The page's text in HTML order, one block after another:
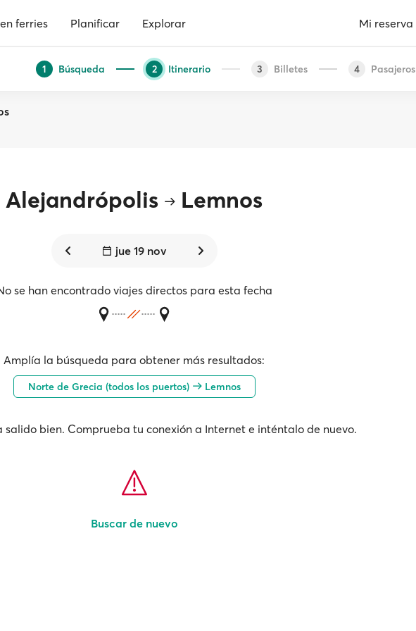
ferries Planificar Explorar Mi reserva
1 Búsqueda 2 Itinerario 3 Billetes 4 Pasajeros
Alejandrópolis Lemnos
jue 19 nov
se han encontrado viajes directos para esta fecha
Amplía la búsqueda para obtener más resultados:
Norte de Grecia (todos los puertos) Lemnos
salido bien. Comprueba tu conexión a Internet e inténtalo de nuevo.
Buscar de nuevo